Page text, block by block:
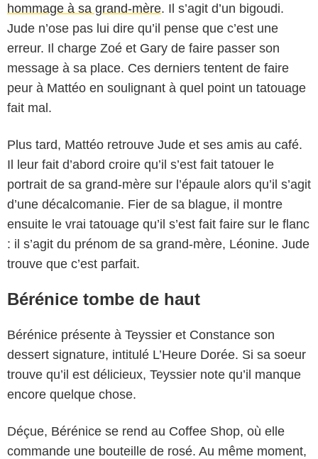
hommage à sa grand-mère. Il s’agit d’un bigoudi.
Jude n’ose pas lui dire qu’il pense que c’est une
erreur. Il charge Zoé et Gary de faire passer son
message à sa place. Ces derniers tentent de faire
peur à Mattéo en soulignant à quel point un tatouage
fait mal.
Plus tard, Mattéo retrouve Jude et ses amis au café.
Il leur fait d’abord croire qu’il s’est fait tatouer le
portrait de sa grand-mère sur l’épaule alors qu’il s’agit
d’une décalcomanie. Fier de sa blague, il montre
ensuite le vrai tatouage qu’il s’est fait faire sur le flanc
: il s’agit du prénom de sa grand-mère, Léonine. Jude
trouve que c’est parfait.
Bérénice tombe de haut
Bérénice présente à Teyssier et Constance son
dessert signature, intitulé L’Heure Dorée. Si sa soeur
trouve qu’il est délicieux, Teyssier note qu’il manque
encore quelque chose.
Déçue, Bérénice se rend au Coffee Shop, où elle
commande une bouteille de rosé. Au même moment,